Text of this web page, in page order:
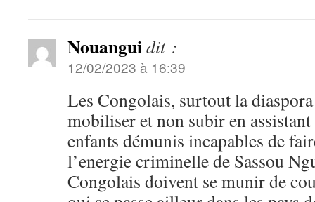
Nouanguidit :
12/02/2023 à 16:39
Les Congolais, surtout la
mobiliser et non subir en
enfants démunis incapables de
l’energie criminelle de Sassou
Congolais doivent se munir de